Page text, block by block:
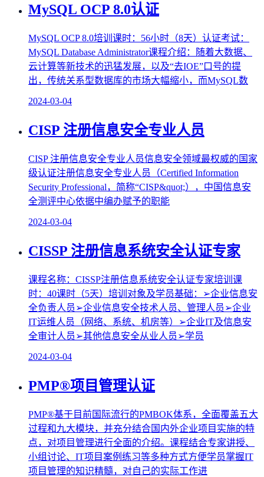
MySQL OCP 8.0认证
MySQL OCP 8.0培训课时：56小时（8天）认证考试：
MySQL Database Administrator课程介绍：随着大数据、
云计算等新技术的迅猛发展，以及“去IOE”口号的提
出，传统关系型数据库的市场大幅缩小，而MySQL数
2024-03-04
CISP 注册信息安全专业人员
CISP 注册信息安全专业人员信息安全领域最权威的国家
级认证注册信息安全专业人员（Certified Information
Security Professional，简称“CISP&quot;），中国信息安
全测评中心依据中编办赋予的职能
2024-03-04
CISSP 注册信息系统安全认证专家
课程名称：CISSP注册信息系统安全认证专家培训课
时：40课时（5天）培训对象及学员基础：➢企业信息安
全负责人员➢企业信息安全技术人员、管理人员➢企业
IT运维人员（网络、系统、机房等）➢企业IT及信息安
全审计人员➢其他信息安全从业人员➢学员
2024-03-04
PMP®项目管理认证
PMP®基于目前国际流行的PMBOK体系，全面覆盖五大
过程和九大模块，并充分结合国内外企业项目实施的特
点，对项目管理进行全面的介绍。课程结合专家讲授、
小组讨论、IT项目案例练习等多种方式方便学员掌握IT
项目管理的知识精髓，对自己的实际工作进